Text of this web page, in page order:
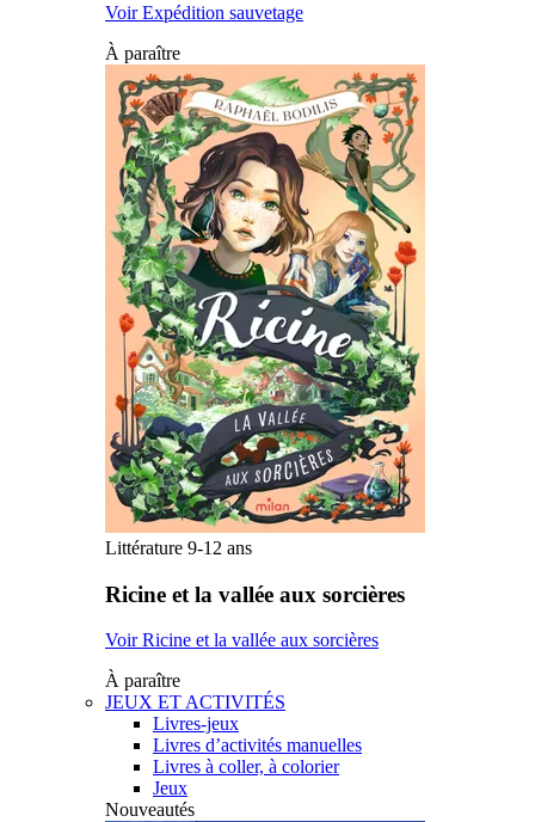
Voir Expédition sauvetage
À paraître
Littérature 9-12 ans
Ricine et la vallée aux sorcières
Voir Ricine et la vallée aux sorcières
À paraître
JEUX ET ACTIVITÉS
Livres-jeux
Livres d’activités manuelles
Livres à coller, à colorier
Jeux
Nouveautés